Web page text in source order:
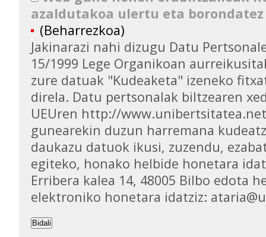
azaldutakoa ulertu eta
(Beharrezkoa)
Jakinarazi nahi dizugu Datu
15/1999 Lege Organikoan
zure datuak "Kudeaketa" izeneko
direla. Datu pertsonalak biltzearen
UEUren http://
gunearekin duzun harremana
daukazu datuok ikusi, zuzendu,
egiteko, honako helbide honetara
Erribera kalea 14, 48005 Bilbo edota
elektroniko honetara idatziz:
Bidali